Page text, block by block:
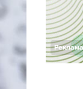
Реклама